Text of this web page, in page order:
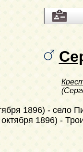
1896) - село
1896) -